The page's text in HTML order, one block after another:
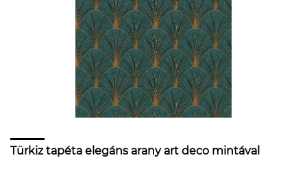
Türkiz tapéta elegáns arany art deco mintával